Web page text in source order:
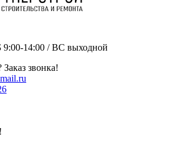
14:00 / ВС выходной
Заказ звонка!